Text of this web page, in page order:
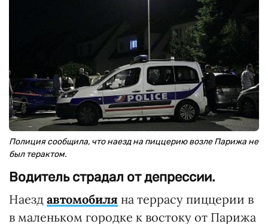
Полиция сообщила, что наезд на пиццерию возле Парижа не
был терактом.
Водитель страдал от депрессии.
Наезд автомобиля на террасу пиццерии в
в маленьком городке к востоку от Парижа